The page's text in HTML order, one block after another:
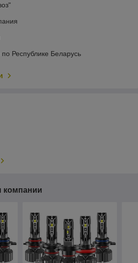
Республике Беларусь
компании